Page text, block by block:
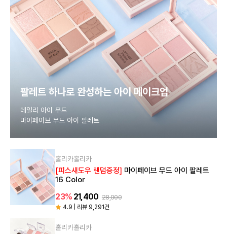
팔레트 하나로 완성하는 아이 메이크업
데일리 아이 무드
마이페이브 무드 아이 팔레트
홀리카홀리카
[피스섀도우 랜덤증정] 마이페이브 무드 아이 팔레트
16 Color
23% 21,400 28,000
4.9 | 리뷰 9,291건
홀리카홀리카